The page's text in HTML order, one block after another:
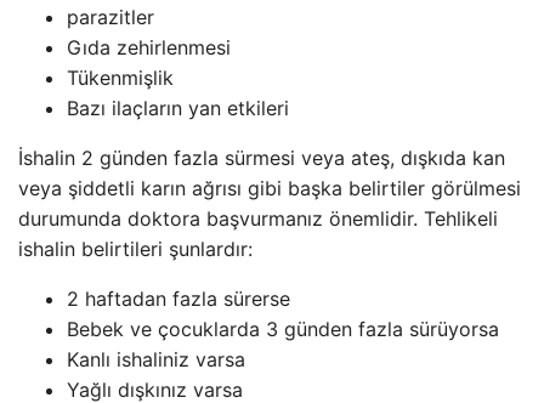
parazitler
Gıda zehirlenmesi
Tükenmişlik
Bazı ilaçların yan etkileri
İshalin 2 günden fazla sürmesi veya ateş, dışkıda kan
veya şiddetli karın ağrısı gibi başka belirtiler görülmesi
durumunda doktora başvurmanız önemlidir. Tehlikeli
ishalin belirtileri şunlardır:
2 haftadan fazla sürerse
Bebek ve çocuklarda 3 günden fazla sürüyorsa
Kanlı ishaliniz varsa
Yağlı dışkınız varsa